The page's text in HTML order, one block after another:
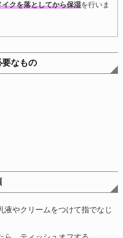
イクを落としてから保湿を行いま
なもの
液やクリームをつけて指でなじ